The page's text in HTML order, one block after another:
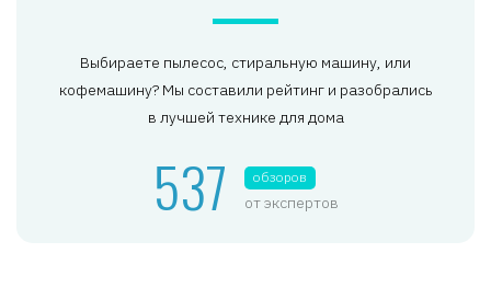
Выбираете пылесос, стиральную машину, или
кофемашину? Мы составили рейтинг и разобрались
в лучшей технике для дома
537 обзоров
от экспертов